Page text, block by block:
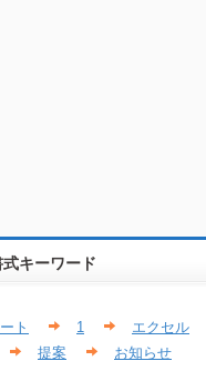
キーワード
ト 1 エクセル
提案 お知らせ